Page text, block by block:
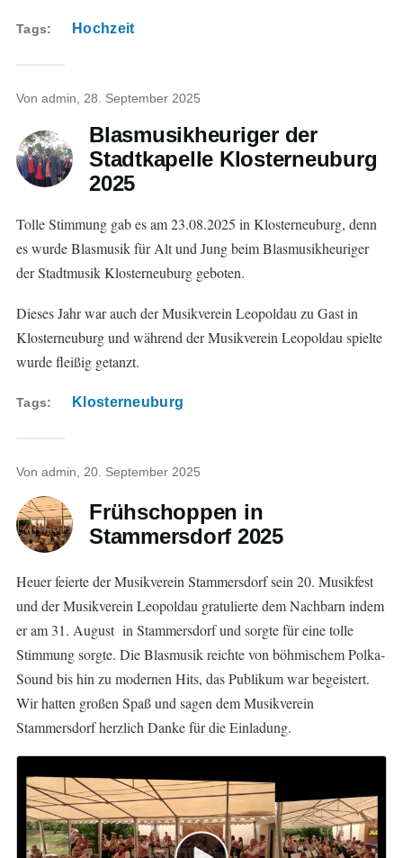
Tags Hochzeit
Von admin , 28. September 2025
Blasmusikheuriger der
Stadtkapelle Klosterneuburg
2025
Tolle Stimmung gab es am 23.08.2025 in Klosterneuburg, denn
es wurde Blasmusik für Alt und Jung beim Blasmusikheuriger
der Stadtmusik Klosterneuburg geboten.
Dieses Jahr war auch der Musikverein Leopoldau zu Gast in
Klosterneuburg und während der Musikverein Leopoldau spielte
wurde fleißig getanzt.
Tags Klosterneuburg
Von admin , 20. September 2025
Frühschoppen in
Stammersdorf 2025
Heuer feierte der Musikverein Stammersdorf sein 20. Musikfest
und der Musikverein Leopoldau gratulierte dem Nachbarn indem
er am 31. August in Stammersdorf und sorgte für eine tolle
Stimmung sorgte. Die Blasmusik reichte von böhmischem Polka-
Sound bis hin zu modernen Hits, das Publikum war begeistert.
Wir hatten großen Spaß und sagen dem Musikverein
Stammersdorf herzlich Danke für die Einladung.